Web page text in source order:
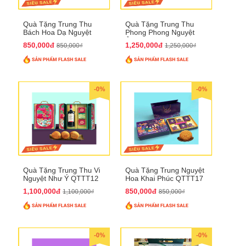
Quà Tặng Trung Thu
Bách Hoa Dạ Nguyệt
850,000đ 850,000₫
Quà Tặng Trung Thu
Phong Phong Nguyệt
1,250,000đ 1,250,000₫
-0%
Quà Tặng Trung Thu Vi
Nguyệt Như Ý QTTT12
1,100,000đ 1,100,000₫
-0%
Quà Tặng Trung Nguyệt
Hoa Khai Phúc QTTT17
850,000đ 850,000₫
-0% -0%